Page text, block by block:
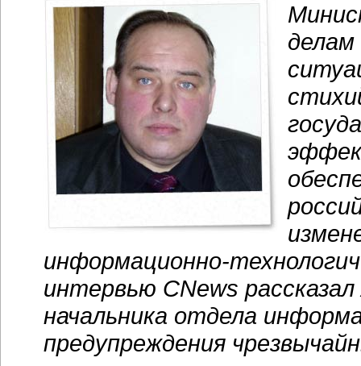
делам
информационно-
интервью CNews
начальника отдела
предупреждения